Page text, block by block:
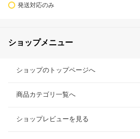
発送対応のみ
ショップメニュー
ショップのトップページへ
商品カテゴリ一覧へ
ショップレビューを見る